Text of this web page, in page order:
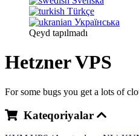
Türkçe
Українська
Qeyd tapılmadı
Hetzner VPS
For some bugs you get a lots of
Kateqoriyalar